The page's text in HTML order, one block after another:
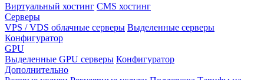
Виртуальный хостинг CMS хостинг
Серверы
VPS / VDS облачные серверы Выделенные серверы
Конфигуратор
GPU
Выделенные GPU серверы Конфигуратор
Дополнительно